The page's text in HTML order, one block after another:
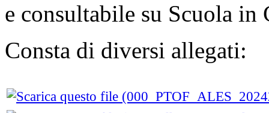
e consultabile su Scuola
Consta di diversi allegati: